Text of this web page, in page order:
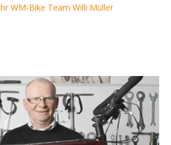
Bike Team Willi Müller